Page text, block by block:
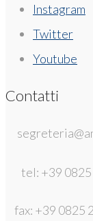
Instagram
Twitter
Youtube
Contatti
tel: +39
fax: +39 0825